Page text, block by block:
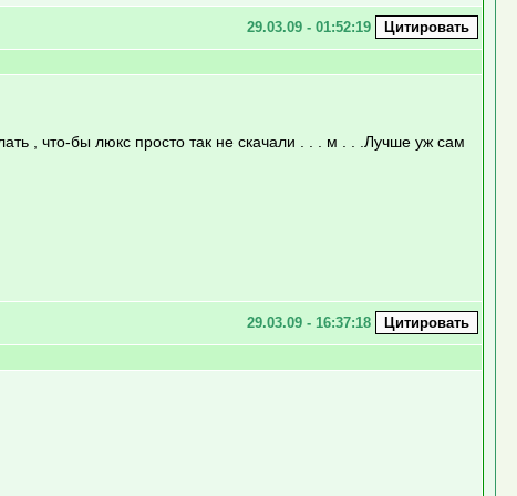
29.03.09 - 01:52:19
, что-бы люкс просто так не скачали . . . м . . .Лучше уж сам
29.03.09 - 16:37:18